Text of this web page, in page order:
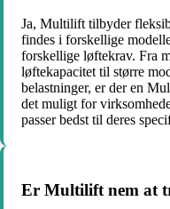
Ja, Multilift tilbyder
findes i forskellige
forskellige løftekrav. Fra
løftekapacitet til større
belastninger, er der en
det muligt for
passer bedst til deres
Er Multilift nem at